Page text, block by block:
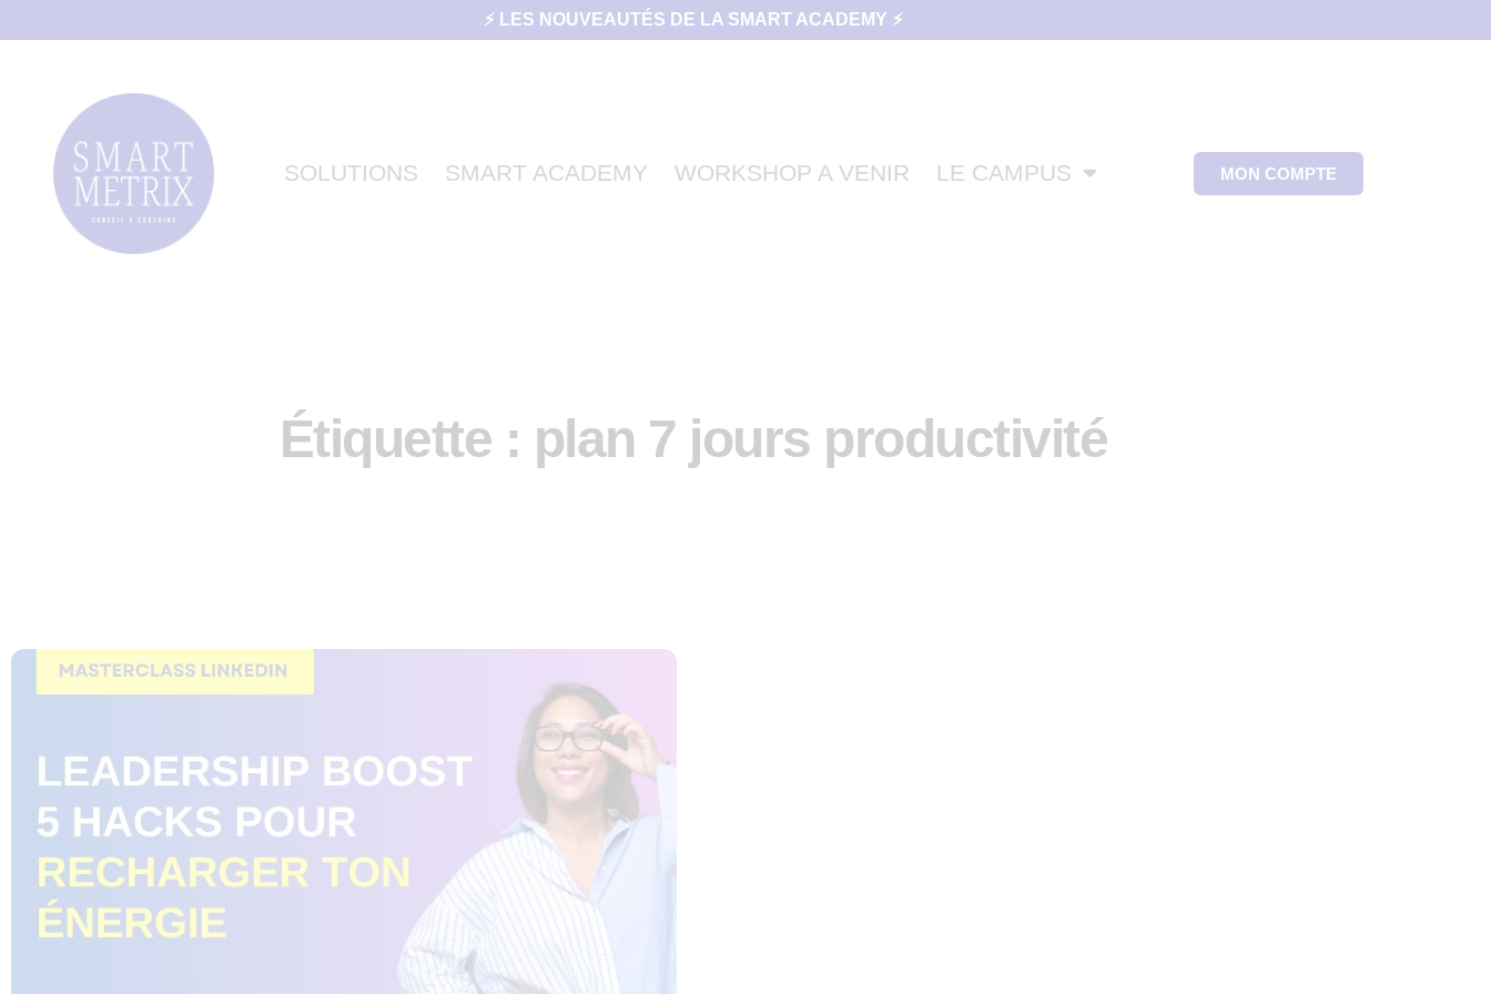
⚡ LES NOUVEAUTÉS DE LA SMART ACADEMY ⚡
SOLUTIONS SMART ACADEMY WORKSHOP A VENIR LE CAMPUS MON COMPTE
Étiquette : plan 7 jours productivité